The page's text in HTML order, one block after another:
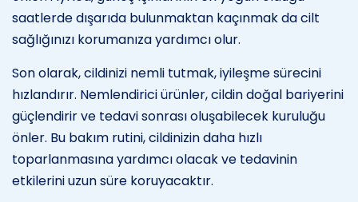
saatlerde dışarıda bulunmaktan kaçınmak da cilt
sağlığınızı korumanıza yardımcı olur.
Son olarak, cildinizi nemli tutmak, iyileşme sürecini
hızlandırır. Nemlendirici ürünler, cildin doğal bariyerini
güçlendirir ve tedavi sonrası oluşabilecek kuruluğu
önler. Bu bakım rutini, cildinizin daha hızlı
toparlanmasına yardımcı olacak ve tedavinin
etkilerini uzun süre koruyacaktır.